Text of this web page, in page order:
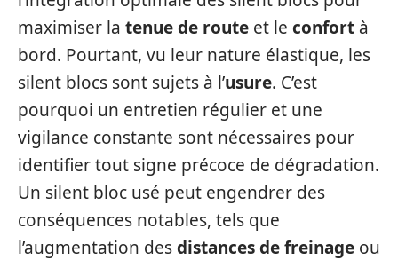
maximiser la tenue de route et le confort à
bord. Pourtant, vu leur nature élastique, les
silent blocs sont sujets à l’usure. C’est
pourquoi un entretien régulier et une
vigilance constante sont nécessaires pour
identifier tout signe précoce de dégradation.
Un silent bloc usé peut engendrer des
conséquences notables, tels que
l’augmentation desdistances de freinage ou